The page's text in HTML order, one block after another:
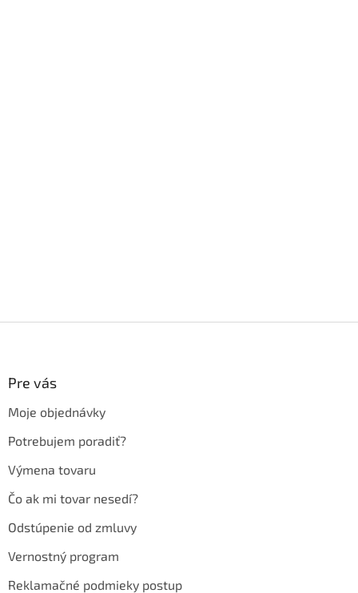
Pre vás
Moje objednávky
Potrebujem poradiť?
Výmena tovaru
Čo ak mi tovar nesedí?
Odstúpenie od zmluvy
Vernostný program
Reklamačné podmieky postup